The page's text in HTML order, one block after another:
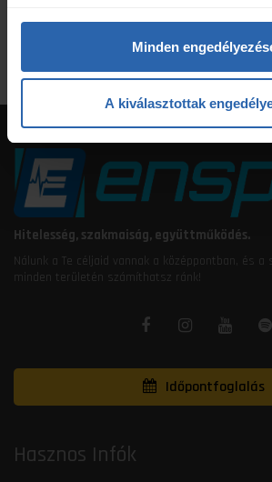
Minden
A kiválasztottak
Hitelesség, szakmaiság, együttműködés.
Nálunk a Te céljaid vannak a középpontban, és
minden területén számíthatsz ránk!
Időpontfoglalás
Hasznos Infók